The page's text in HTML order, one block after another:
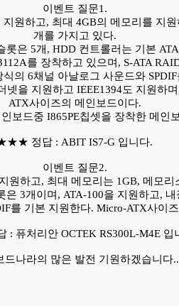
이벤트 질문1.
원하고, 최대 4GB의 메모리를 지
개를 가지고 있다.
롯은 5개, HDD 컨트롤러는 기본
를 장착하고 있으며, S-ATA
의 6채널 아날로그 사운드와
넷을 지원하고 IEEE1394도 지원하
ATX사이즈의 메인보드이다.
보드중 I865PE칩셋을 장착한 메인
정답 : ABIT IS7-G 입니다.
이벤트 질문2.
원하고, 최대 메모리는 1GB, 메모리
은 3개이며, ATA-100을 지원하고,
를 기본 지원한다. Micro-ATX사이
퓨처리안 OCTEK RS300L-M4E 입
드나라의 많은 발전 기원하겠습니다..